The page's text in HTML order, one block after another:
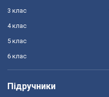
3 клас
4 клас
5 клас
6 клас
Підручники